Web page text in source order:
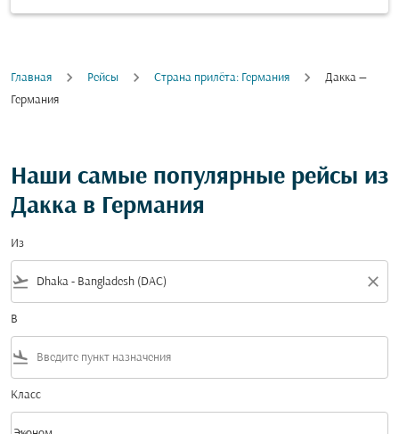
Главная Рейсы Cтрана прилёта: Германия
Дакка —
Германия
Наши самые популярные рейсы из
Дакка в Германия
Из
flight_takeoff close
В
flight_land
Класс